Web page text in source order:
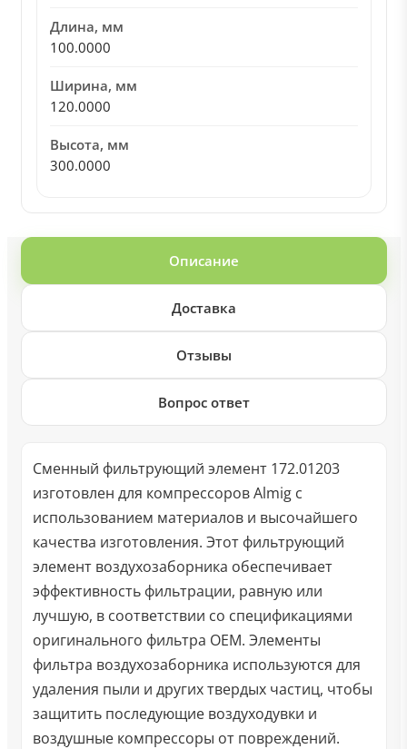
Длина, мм
100.0000
Ширина, мм
120.0000
Высота, мм
300.0000
Описание
Доставка
Отзывы
Вопрос ответ
Сменный фильтрующий элемент 172.01203
изготовлен для компрессоров Almig с
использованием материалов и высочайшего
качества изготовления. Этот фильтрующий
элемент воздухозаборника обеспечивает
эффективность фильтрации, равную или
лучшую, в соответствии со спецификациями
оригинального фильтра OEM. Элементы
фильтра воздухозаборника используются для
удаления пыли и других твердых частиц, чтобы
защитить последующие воздуходувки и
воздушные компрессоры от повреждений.